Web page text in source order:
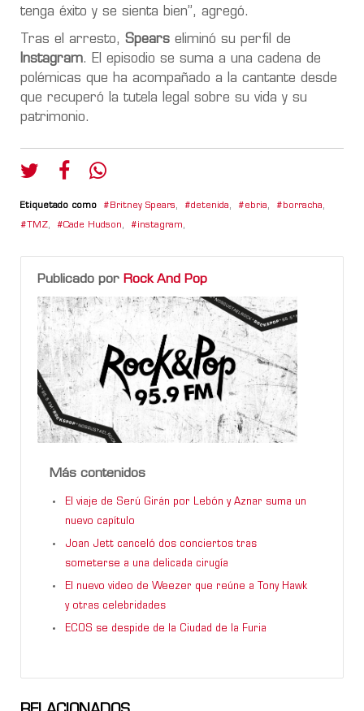
tenga éxito y se sienta bien”, agregó.
Tras el arresto, Spears eliminó su perfil de
Instagram. El episodio se suma a una cadena de
polémicas que ha acompañado a la cantante desde
que recuperó la tutela legal sobre su vida y su
patrimonio.
Etiquetado como Britney Spears, detenida, ebria, borracha,
TMZ, Cade Hudson, instagram,
Publicado por Rock And Pop
Más contenidos
El viaje de Serú Girán por Lebón y Aznar suma un
nuevo capítulo
Joan Jett canceló dos conciertos tras
someterse a una delicada cirugía
El nuevo video de Weezer que reúne a Tony Hawk
y otras celebridades
ECOS se despide de la Ciudad de la Furia